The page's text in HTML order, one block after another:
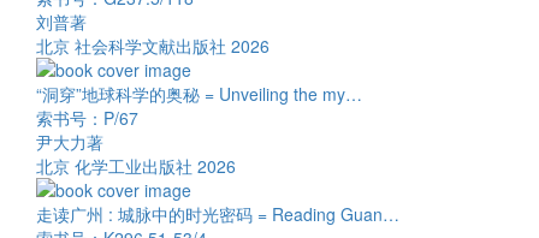
刘普著
北京 社会科学文献出版社 2026
“洞穿”地球科学的奥秘 = Unveiling the my…
索书号：P/67
尹大力著
北京 化学工业出版社 2026
走读广州 : 城脉中的时光密码 = Reading Guan…